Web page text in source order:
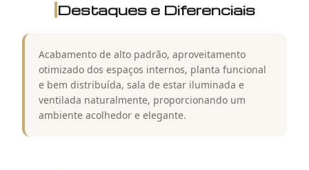
Destaques e Diferenciais
Acabamento de alto padrão, aproveitamento
otimizado dos espaços internos, planta funcional
e bem distribuída, sala de estar iluminada e
ventilada naturalmente, proporcionando um
ambiente acolhedor e elegante.